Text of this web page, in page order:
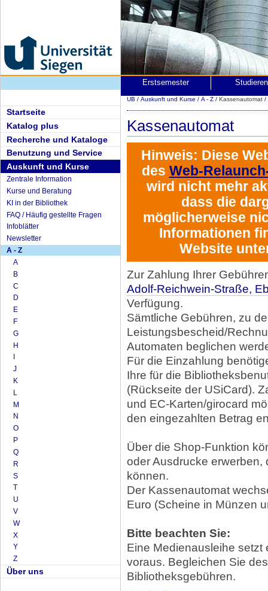
Startseite
Katalog plus
Recherche und Kataloge
Benutzung und Service
Auskunft und Kurse
Zentrale Information
Kurse und Beratung
KI in der Bibliothek
FAQ / Häufig gestellte Fragen
Infoblätter
Newsletter
A - Z
A
B
C
D
E
F
G
H
J
K
L
M
N
O
P
Q
R
S
T
U
V
W
X
Y
Z
Über uns
Erstsemester
UB / Auskunft und Kurse / A - Z / Kassenautomat /
Kassenautomat
Hinweis: Diese
des Web-
wird nicht mehr
dass die
möglicherweise
Informationen
Website
Zur Zahlung Ihrer
Adolf-Reichwein-Straße,
Verfügung.
Sämtliche Gebühren, zu
Leistungsbescheid/
Automaten beglichen
Für die Einzahlung
Ihre für die
(Rückseite der USiCard).
und EC-Karten/girocard
den eingezahlten Betrag
Über die Shop-Funktion
oder Ausdrucke erwerben,
können.
Der Kassenautomat
Euro (Scheine in Münzen
Bitte beachten Sie:
Eine Medienausleihe
voraus. Begleichen Sie
Bibliotheksgebühren.